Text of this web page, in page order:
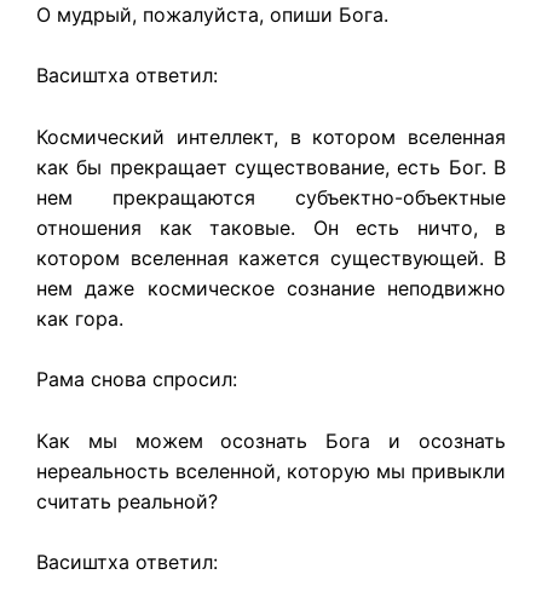
О мудрый, пожалуйста, опиши Бога.
Васиштха ответил:
Космический интеллект, в котором вселенная
как бы прекращает существование, есть Бог. В
нем прекращаются субъектно-объектные
отношения как таковые. Он есть ничто, в
котором вселенная кажется существующей. В
нем даже космическое сознание неподвижно
как гора.
Рама снова спросил:
Как мы можем осознать Бога и осознать
нереальность вселенной, которую мы привыкли
считать реальной?
Васиштха ответил: